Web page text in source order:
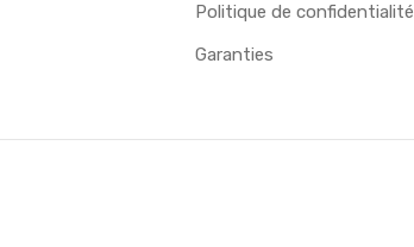
Politique de confidentialité
Garanties